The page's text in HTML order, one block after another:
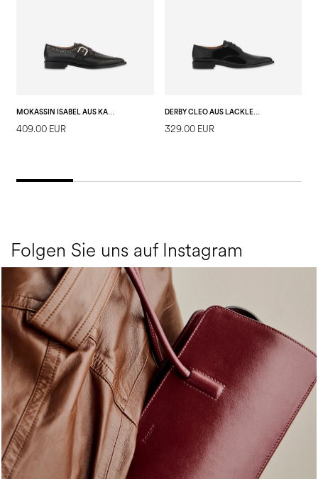
MOKASSIN ISABEL AUS KALBSLEDER
409.00 EUR
DERBY CLEO AUS LACKLEDER
329.00 EUR
Folgen Sie uns auf Instagram
Classy, sassy, trendy - the new Pollini Lady Bag is ...